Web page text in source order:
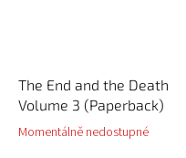
The End and the Death
Volume 3 (Paperback)
Momentálně nedostupné